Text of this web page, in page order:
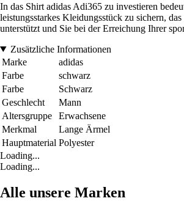
In das Shirt adidas Adi365 zu investieren
leistungsstarkes Kleidungsstück zu sichern,
unterstützt und Sie bei der Erreichung Ihrer
Zusätzliche Informationen
Marke
adidas
Farbe
schwarz
Farbe
Schwarz
Geschlecht
Mann
Altersgruppe
Erwachsene
Merkmal
Lange Ärmel
Hauptmaterial Polyester
Loading...
Loading...
Alle unsere Marken